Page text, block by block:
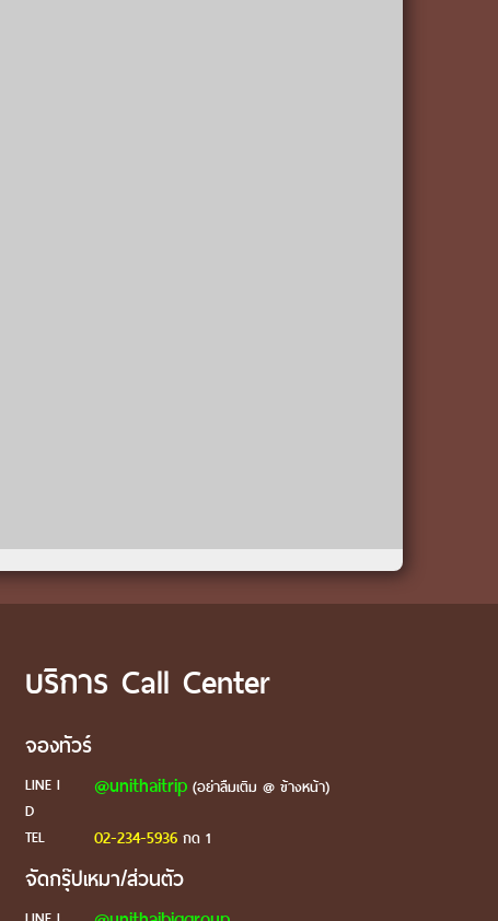
บริการ Call Center
จองทัวร์
LINE I
D
@unithaitrip(อย่าลืมเติม @ ข้างหน้า)
TEL 02-234-5936กด 1
จัดกรุ๊ปเหมา/ส่วนตัว